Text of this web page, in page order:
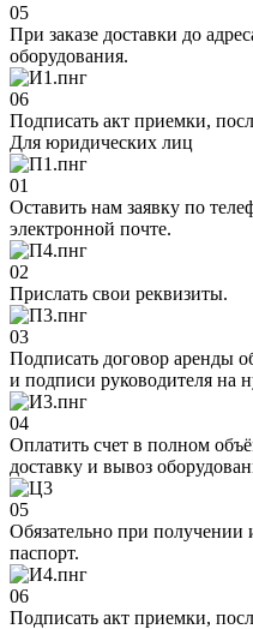
05
При заказе доставки до
оборудования.
06
Подписать акт приемки,
Для юридических лиц
01
Оставить нам заявку по
электронной почте.
02
Прислать свои реквизиты.
03
Подписать договор аренды
и подписи руководителя на
04
Оплатить счет в полном
доставку и вывоз
05
Обязательно при получении
паспорт.
06
Подписать акт приемки,